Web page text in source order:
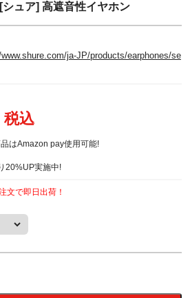
ュア] 高遮音性イヤホン
ja-JP/products/earphones/se
税込
はAmazon pay使用可能!
20%UP実施中!
文で即日出荷！